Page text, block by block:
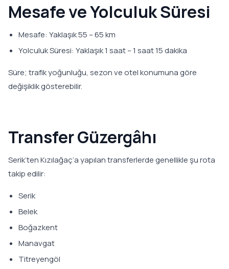
Mesafe ve Yolculuk Süresi
Mesafe: Yaklaşık 55 – 65 km
Yolculuk Süresi: Yaklaşık 1 saat – 1 saat 15 dakika
Süre; trafik yoğunluğu, sezon ve otel konumuna göre
değişiklik gösterebilir.
Transfer Güzergâhı
Serik’ten Kızılağaç’a yapılan transferlerde genellikle şu rota
takip edilir:
Serik
Belek
Boğazkent
Manavgat
Titreyengöl